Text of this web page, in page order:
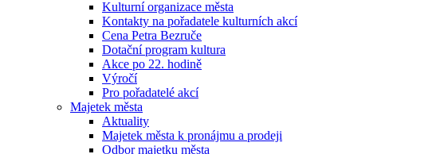
Kulturní organizace města
Kontakty na pořadatele kulturních akcí
Cena Petra Bezruče
Dotační program kultura
Akce po 22. hodině
Výročí
Pro pořadatelé akcí
Majetek města
Aktuality
Majetek města k pronájmu a prodeji
Odbor majetku města